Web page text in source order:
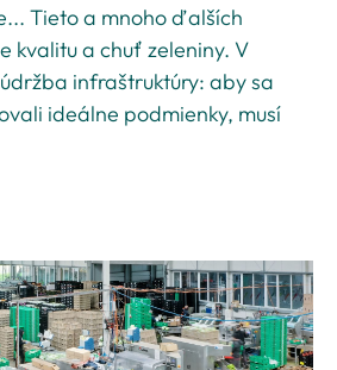
Tieto a mnoho ďalších
kvalitu a chuť zeleniny. V
infraštruktúry: aby sa
ideálne podmienky, musí